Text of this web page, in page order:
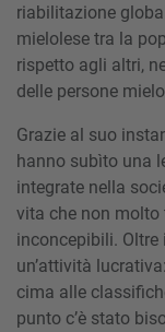
riabilitazione
mielolese tra la
rispetto agli altri,
delle persone
Grazie al suo
hanno subìto una
integrate nella
vita che non
inconcepibili. Oltre
un’attività
cima alle
punto c’è stato